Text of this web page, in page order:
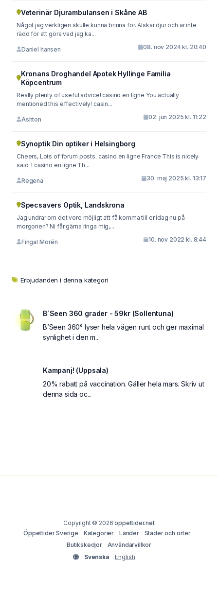
Veterinär Djurambulansen i Skåne AB
Något jag verkligen skulle kunna brinna för. Älskar djur och är inte
rädd för att göra vad jag ka...
Daniel hansen 08. nov 2024 kl. 20:40
Kronans Droghandel Apotek Hyllinge Familia
Köpcentrum
Really plenty of useful advice! casino en ligne You actually
mentioned this effectively! casin...
Ashton 02. jun 2025 kl. 11:22
Synoptik Din optiker i Helsingborg
Cheers, Lots of forum posts. casino en ligne France This is nicely
said. ! casino en ligne Th...
Regena 30. maj 2025 kl. 13:17
Specsavers Optik, Landskrona
Jag undrar om det vore möjligt att få komma till er idag nu på
morgonen? Ni får gärna ringa mig,...
Fingal Morén 10. nov 2022 kl. 8:44
Erbjudanden i denna kategori
B´Seen 360 grader - 59kr (Sollentuna)
B’Seen 360° lyser hela vägen runt och ger maximal
synlighet i den m...
Kampanj! (Uppsala)
20% rabatt på vaccination. Gäller hela mars. Skriv ut
denna sida oc...
Copyright © 2026oppettider.net
Öppettider Sverige
Kategorier Länder
Städer och orter
Butikskedjor
Användarvillkor
Svenska
English